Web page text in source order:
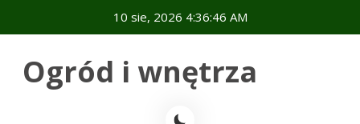
to
10 sie, 2026 4:36:47 AM
Ogród i wnętrza